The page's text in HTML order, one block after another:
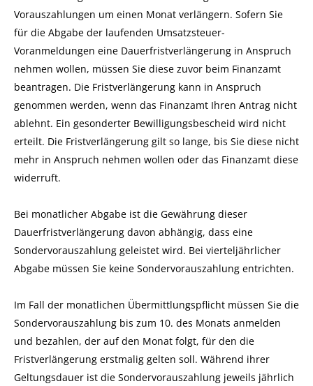
Vorauszahlungen um einen Monat verlängern. Sofern Sie
für die Abgabe der laufenden Umsatzsteuer-
Voranmeldungen eine Dauerfristverlängerung in Anspruch
nehmen wollen, müssen Sie diese zuvor beim Finanzamt
beantragen. Die Fristverlängerung kann in Anspruch
genommen werden, wenn das Finanzamt Ihren Antrag nicht
ablehnt. Ein gesonderter Bewilligungsbescheid wird nicht
erteilt. Die Fristverlängerung gilt so lange, bis Sie diese nicht
mehr in Anspruch nehmen wollen oder das Finanzamt diese
widerruft.
Bei monatlicher Abgabe ist die Gewährung dieser
Dauerfristverlängerung davon abhängig, dass eine
Sondervorauszahlung geleistet wird. Bei vierteljährlicher
Abgabe müssen Sie keine Sondervorauszahlung entrichten.
Im Fall der monatlichen Übermittlungspflicht müssen Sie die
Sondervorauszahlung bis zum 10. des Monats anmelden
und bezahlen, der auf den Monat folgt, für den die
Fristverlängerung erstmalig gelten soll. Während ihrer
Geltungsdauer ist die Sondervorauszahlung jeweils jährlich